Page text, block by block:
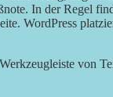
In der Regel
WordPress
von